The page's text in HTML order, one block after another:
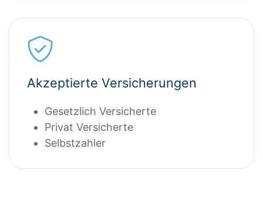
Akzeptierte Versicherungen
Gesetzlich Versicherte
Privat Versicherte
Selbstzahler